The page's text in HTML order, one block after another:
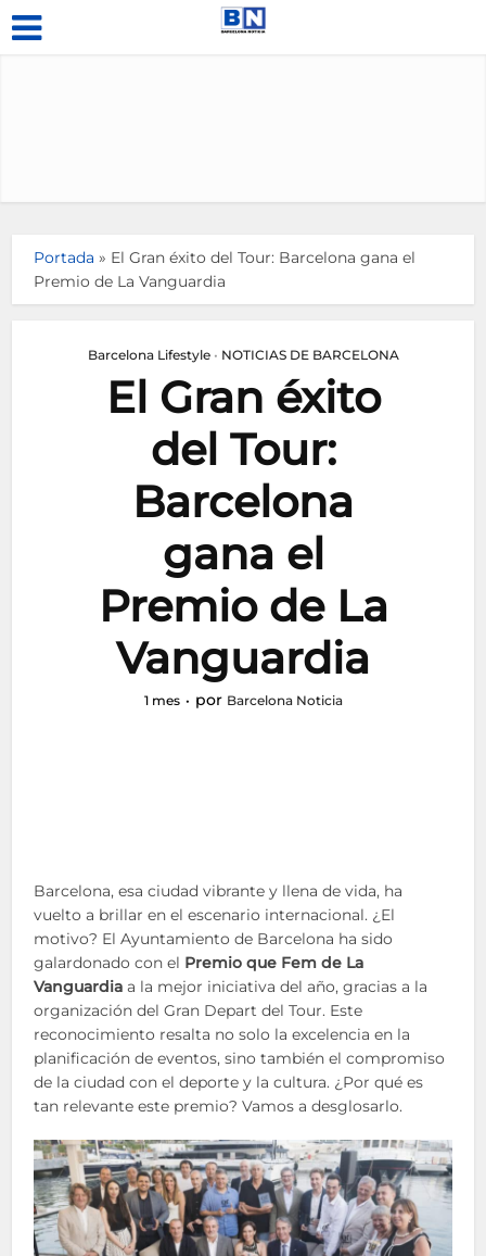
Portada » El Gran éxito del Tour: Barcelona gana el
Premio de La Vanguardia
Barcelona Lifestyle • NOTICIAS DE BARCELONA
El Gran éxito
del Tour:
Barcelona
gana el
Premio de La
Vanguardia
1 mes por Barcelona Noticia
Barcelona, esa ciudad vibrante y llena de vida, ha
vuelto a brillar en el escenario internacional. ¿El
motivo? El Ayuntamiento de Barcelona ha sido
galardonado con el Premio que Fem de La
Vanguardia a la mejor iniciativa del año, gracias a la
organización del Gran Depart del Tour. Este
reconocimiento resalta no solo la excelencia en la
planificación de eventos, sino también el compromiso
de la ciudad con el deporte y la cultura. ¿Por qué es
tan relevante este premio? Vamos a desglosarlo.